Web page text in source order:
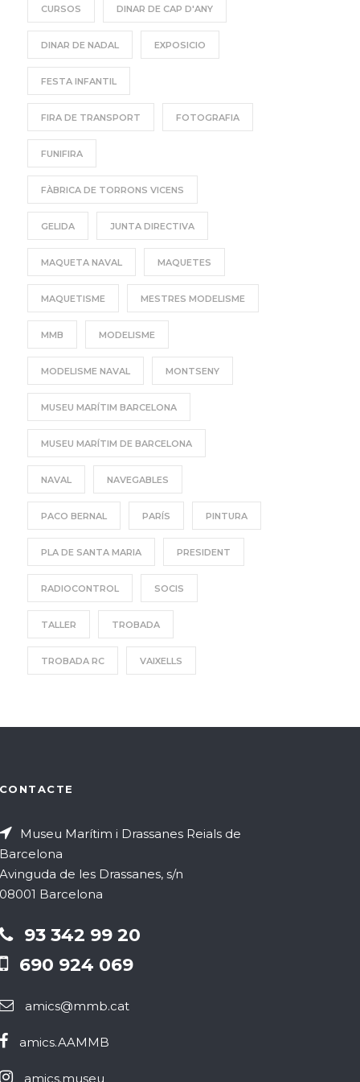
CURSOS DINAR DE CAP D'ANY
DINAR DE NADAL EXPOSICIO
FESTA INFANTIL
FIRA DE TRANSPORT FOTOGRAFIA
FUNIFIRA
FÀBRICA DE TORRONS VICENS
GELIDA JUNTA DIRECTIVA
MAQUETA NAVAL MAQUETES
MAQUETISME MESTRES MODELISME
MMB MODELISME
MODELISME NAVAL MONTSENY
MUSEU MARÍTIM BARCELONA
MUSEU MARÍTIM DE BARCELONA
NAVAL NAVEGABLES
PACO BERNAL PARÍS PINTURA
PLA DE SANTA MARIA PRESIDENT
RADIOCONTROL SOCIS
TALLER TROBADA
TROBADA RC VAIXELLS
CONTACTE
Museu Marítim i Drassanes Reials de
Barcelona
Avinguda de les Drassanes, s/n
08001 Barcelona
93 342 99 20
690 924 069
amics@mmb.cat
amics.AAMMB
amics.museu